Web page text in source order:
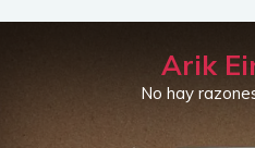
Saltar
Arik
No hay